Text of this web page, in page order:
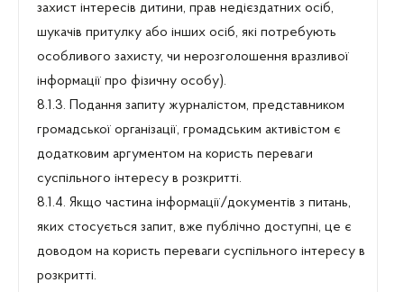
захист інтересів дитини, прав недієздатних осіб,
шукачів притулку або інших осіб, які потребують
особливого захисту, чи нерозголошення вразливої
інформації про фізичну особу).
8.1.3. Подання запиту журналістом, представником
громадської організації, громадським активістом є
додатковим аргументом на користь переваги
суспільного інтересу в розкритті.
8.1.4. Якщо частина інформації/документів з питань,
яких стосується запит, вже публічно доступні, це є
доводом на користь переваги суспільного інтересу в
розкритті.